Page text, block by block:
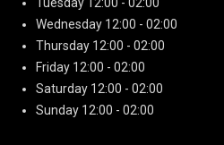
Wednesday 12:00 - 02:00
Thursday 12:00 - 02:00
Friday 12:00 - 02:00
Saturday 12:00 - 02:00
Sunday 12:00 - 02:00